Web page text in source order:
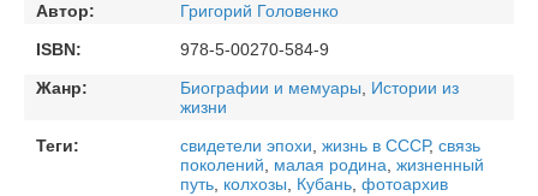
Автор:
Григорий Головенко
ISBN:
978-5-00270-584-9
Жанр:
Биографии и мемуары
Истории из
жизни
Теги:
свидетели эпохи жизнь в СССР, связь
поколений
малая родина жизненный
путь колхозы Кубань фотоархив